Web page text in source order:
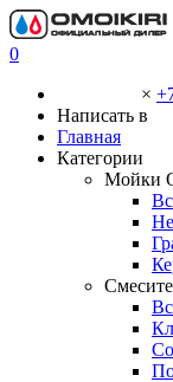
0
×
Написать в
Главная
Категории
Мойки